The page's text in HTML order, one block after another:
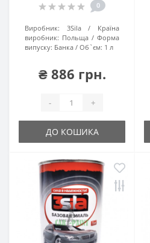
0
Виробник: 3Sila
Країна
виробник: Польща
Форма
випуску: Банка Об`єм: 1 л
₴ 886 грн.
- +
ДО КОШИКА